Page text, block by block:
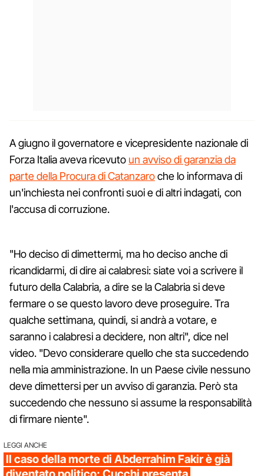
A giugno il governatore e vicepresidente nazionale di
Forza Italia aveva ricevuto un avviso di garanzia da
parte della Procura di Catanzaroche lo informava di
un'inchiesta nei confronti suoi e di altri indagati, con
l'accusa di corruzione.
"Ho deciso di dimettermi, ma ho deciso anche di
ricandidarmi, di dire ai calabresi: siate voi a scrivere il
futuro della Calabria, a dire se la Calabria si deve
fermare o se questo lavoro deve proseguire. Tra
qualche settimana, quindi, si andrà a votare, e
saranno i calabresi a decidere, non altri", dice nel
video. "Devo considerare quello che sta succedendo
nella mia amministrazione. In un Paese civile nessuno
deve dimettersi per un avviso di garanzia. Però sta
succedendo che nessuno si assume la responsabilità
di firmare niente".
LEGGI ANCHE
Il caso della morte di Abderrahim Fakir è già